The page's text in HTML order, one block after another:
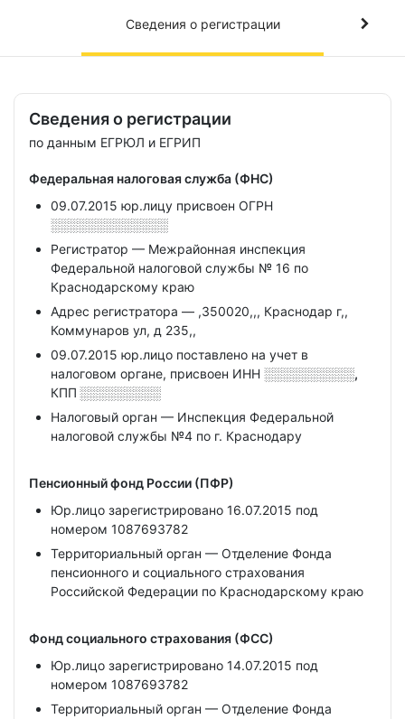
Сведения о регистрации
Сведения о регистрации
по данным ЕГРЮЛ и ЕГРИП
Федеральная налоговая служба (ФНС)
09.07.2015 юр.лицу присвоен ОГРН
░░░░░░░░░░░░░
Регистратор — Межрайонная инспекция
Федеральной налоговой службы № 16 по
Краснодарскому краю
Адрес регистратора — ,350020,,, Краснодар г,,
Коммунаров ул, д 235,,
09.07.2015 юр.лицо поставлено на учет в
налоговом органе, присвоен ИНН ░░░░░░░░░░,
КПП ░░░░░░░░░
Налоговый орган — Инспекция Федеральной
налоговой службы №4 по г. Краснодару
Пенсионный фонд России (ПФР)
Юр.лицо зарегистрировано 16.07.2015 под
номером 1087693782
Территориальный орган — Отделение Фонда
пенсионного и социального страхования
Российской Федерации по Краснодарскому краю
Фонд социального страхования (ФСС)
Юр.лицо зарегистрировано 14.07.2015 под
номером 1087693782
Территориальный орган — Отделение Фонда